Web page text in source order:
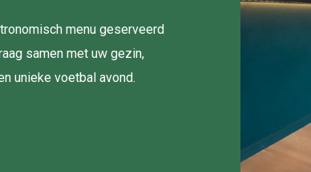
menu geserveerd
samen met uw gezin,
unieke voetbal avond.